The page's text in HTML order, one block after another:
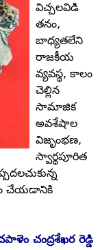
విచ్చలవిడి
తనం,
బాధ్యతలేని
రాజకీయ
వ్యవస్థ, కాలం
చెల్లిన
సామాజిక
అవశేషాల
విజృంభణ,
స్వార్థపూరిత
చేయడానికి
చంద్రశేఖర రెడ్డి